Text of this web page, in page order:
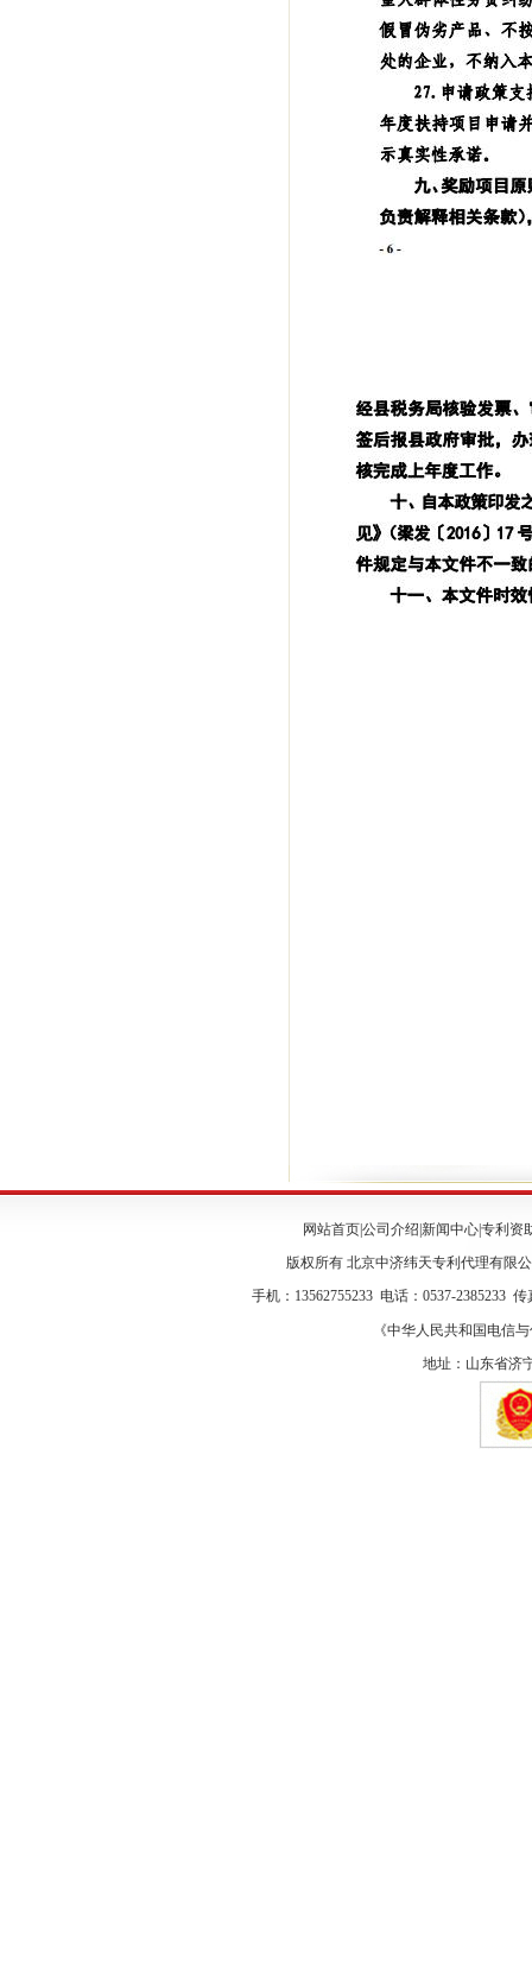
网站首页|公司介绍 新闻中心|专利资
版权所有 北京中济纬天专利代理有限
手机：13562755233 电话：0537-2385233 传
《中华人民共和国电信
地址：山东省济